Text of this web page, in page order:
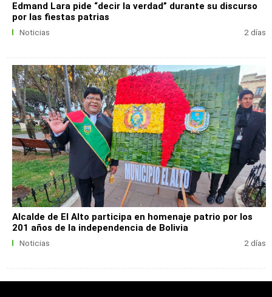
Edmand Lara pide “decir la verdad” durante su discurso
por las fiestas patrias
Noticias 2 días
Alcalde de El Alto participa en homenaje patrio por los
201 años de la independencia de Bolivia
Noticias 2 días